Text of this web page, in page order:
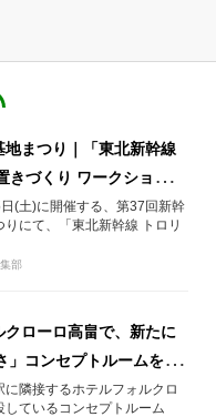
地まつり｜「東北新幹線
きづくり ワークショッ
験レポートをお届け
(土)に開催する、第37回新幹
りにて、「東北新幹線 トロリ
部
クローロ高畠で、新たに
」コンセプトルームを開
に隣接するホテルフォルクロ
しているコンセプトルーム